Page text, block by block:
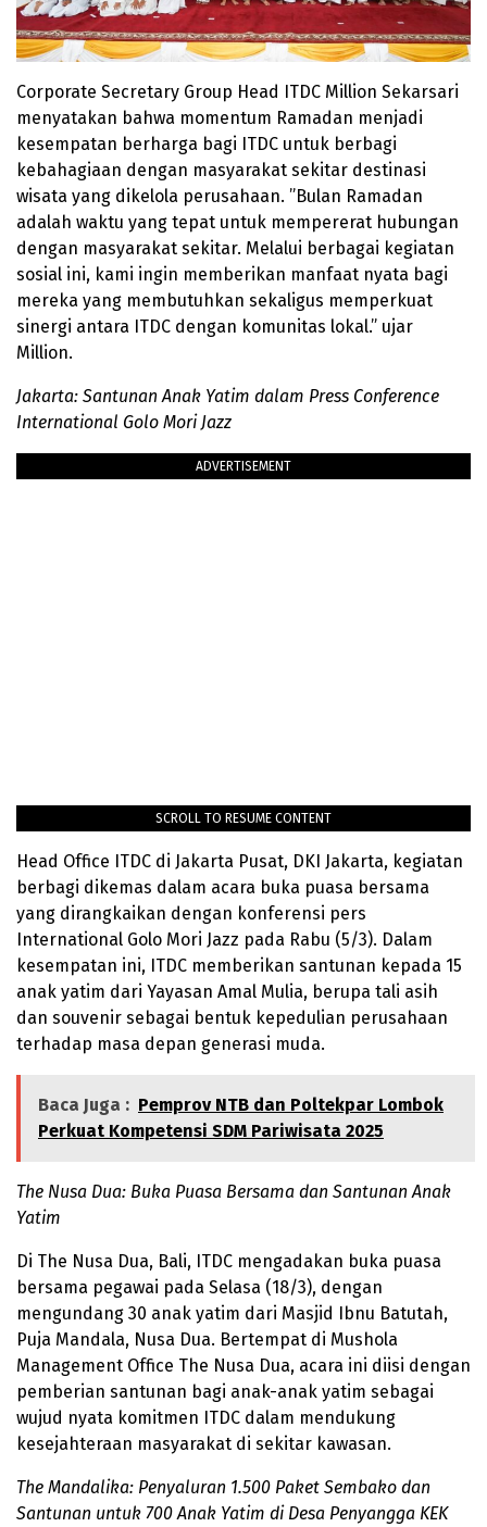
Corporate Secretary Group Head ITDC Million Sekarsari
menyatakan bahwa momentum Ramadan menjadi
kesempatan berharga bagi ITDC untuk berbagi
kebahagiaan dengan masyarakat sekitar destinasi
wisata yang dikelola perusahaan. ”Bulan Ramadan
adalah waktu yang tepat untuk mempererat hubungan
dengan masyarakat sekitar. Melalui berbagai kegiatan
sosial ini, kami ingin memberikan manfaat nyata bagi
mereka yang membutuhkan sekaligus memperkuat
sinergi antara ITDC dengan komunitas lokal.” ujar
Million.
Jakarta: Santunan Anak Yatim dalam Press Conference
International Golo Mori Jazz
ADVERTISEMENT
SCROLL TO RESUME CONTENT
Head Office ITDC di Jakarta Pusat, DKI Jakarta, kegiatan
berbagi dikemas dalam acara buka puasa bersama
yang dirangkaikan dengan konferensi pers
International Golo Mori Jazz pada Rabu (5/3). Dalam
kesempatan ini, ITDC memberikan santunan kepada 15
anak yatim dari Yayasan Amal Mulia, berupa tali asih
dan souvenir sebagai bentuk kepedulian perusahaan
terhadap masa depan generasi muda.
Baca Juga : Pemprov NTB dan Poltekpar Lombok
Perkuat Kompetensi SDM Pariwisata 2025
The Nusa Dua: Buka Puasa Bersama dan Santunan Anak
Yatim
Di The Nusa Dua, Bali, ITDC mengadakan buka puasa
bersama pegawai pada Selasa (18/3), dengan
mengundang 30 anak yatim dari Masjid Ibnu Batutah,
Puja Mandala, Nusa Dua. Bertempat di Mushola
Management Office The Nusa Dua, acara ini diisi dengan
pemberian santunan bagi anak-anak yatim sebagai
wujud nyata komitmen ITDC dalam mendukung
kesejahteraan masyarakat di sekitar kawasan.
The Mandalika: Penyaluran 1.500 Paket Sembako dan
Santunan untuk 700 Anak Yatim di Desa Penyangga KEK